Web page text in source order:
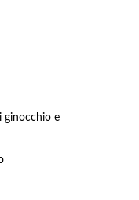
ginocchio e